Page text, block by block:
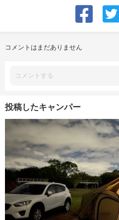
コメントはまだありません
投稿したキャンパー